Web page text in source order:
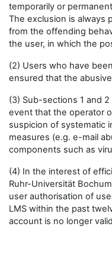
temporarily or
The exclusion is always
from the offending
the user, in which the
(2) Users who have
ensured that the
(3) Sub-sections 1 and
event that the operator
suspicion of systematic
measures (e.g. e-mail
components such as
(4) In the interest of
Ruhr-Universität
user authorisation of
LMS within the past
account is no longer